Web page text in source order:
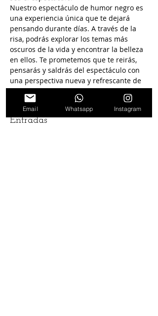
Nuestro espectáculo de humor negro es
una experiencia única que te dejará
pensando durante días. A través de la
risa, podrás explorar los temas más
oscuros de la vida y encontrar la belleza
en ellos. Te prometemos que te reirás,
pensarás y saldrás del espectáculo con
una perspectiva nueva y refrescante de
la vida.
Entradas
Email Whatsapp Instagram